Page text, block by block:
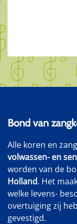
Bond van
Alle koren en
volwassen- en
worden van de
Holland. Het
welke levens-
overtuiging zij
gevestigd.